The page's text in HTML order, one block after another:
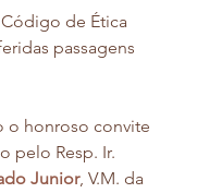
de Ética
passagens
o honroso convite
pelo Resp. Ir.
Junior, V.M. da